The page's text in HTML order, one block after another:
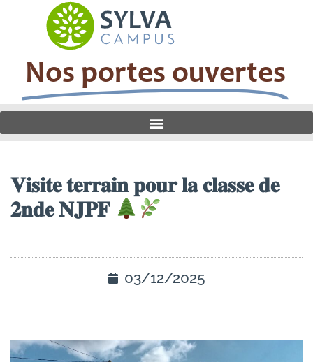
Nos portes ouvertes
𝐕𝐢𝐬𝐢𝐭𝐞 𝐭𝐞𝐫𝐫𝐚𝐢𝐧 𝐩𝐨𝐮𝐫 𝐥𝐚 𝐜𝐥𝐚𝐬𝐬𝐞 𝐝𝐞
𝟐𝐧𝐝𝐞 𝐍𝐉𝐏𝐅
03/12/2025